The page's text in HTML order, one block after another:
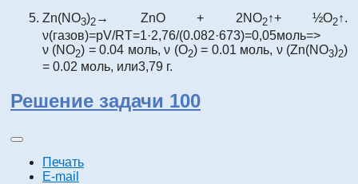
Zn(NO3)2 → ZnO + 2NO2↑+ ½O2↑.
ν(газов)=pV/RT=1·2,76/(0.082·673)=0,05моль=>
ν (NO2) = 0.04 моль, ν (O2) = 0.01 моль, ν (Zn(NO3)2)
= 0.02 моль, или3,79 г.
Решение задачи 100
Печать
E-mail